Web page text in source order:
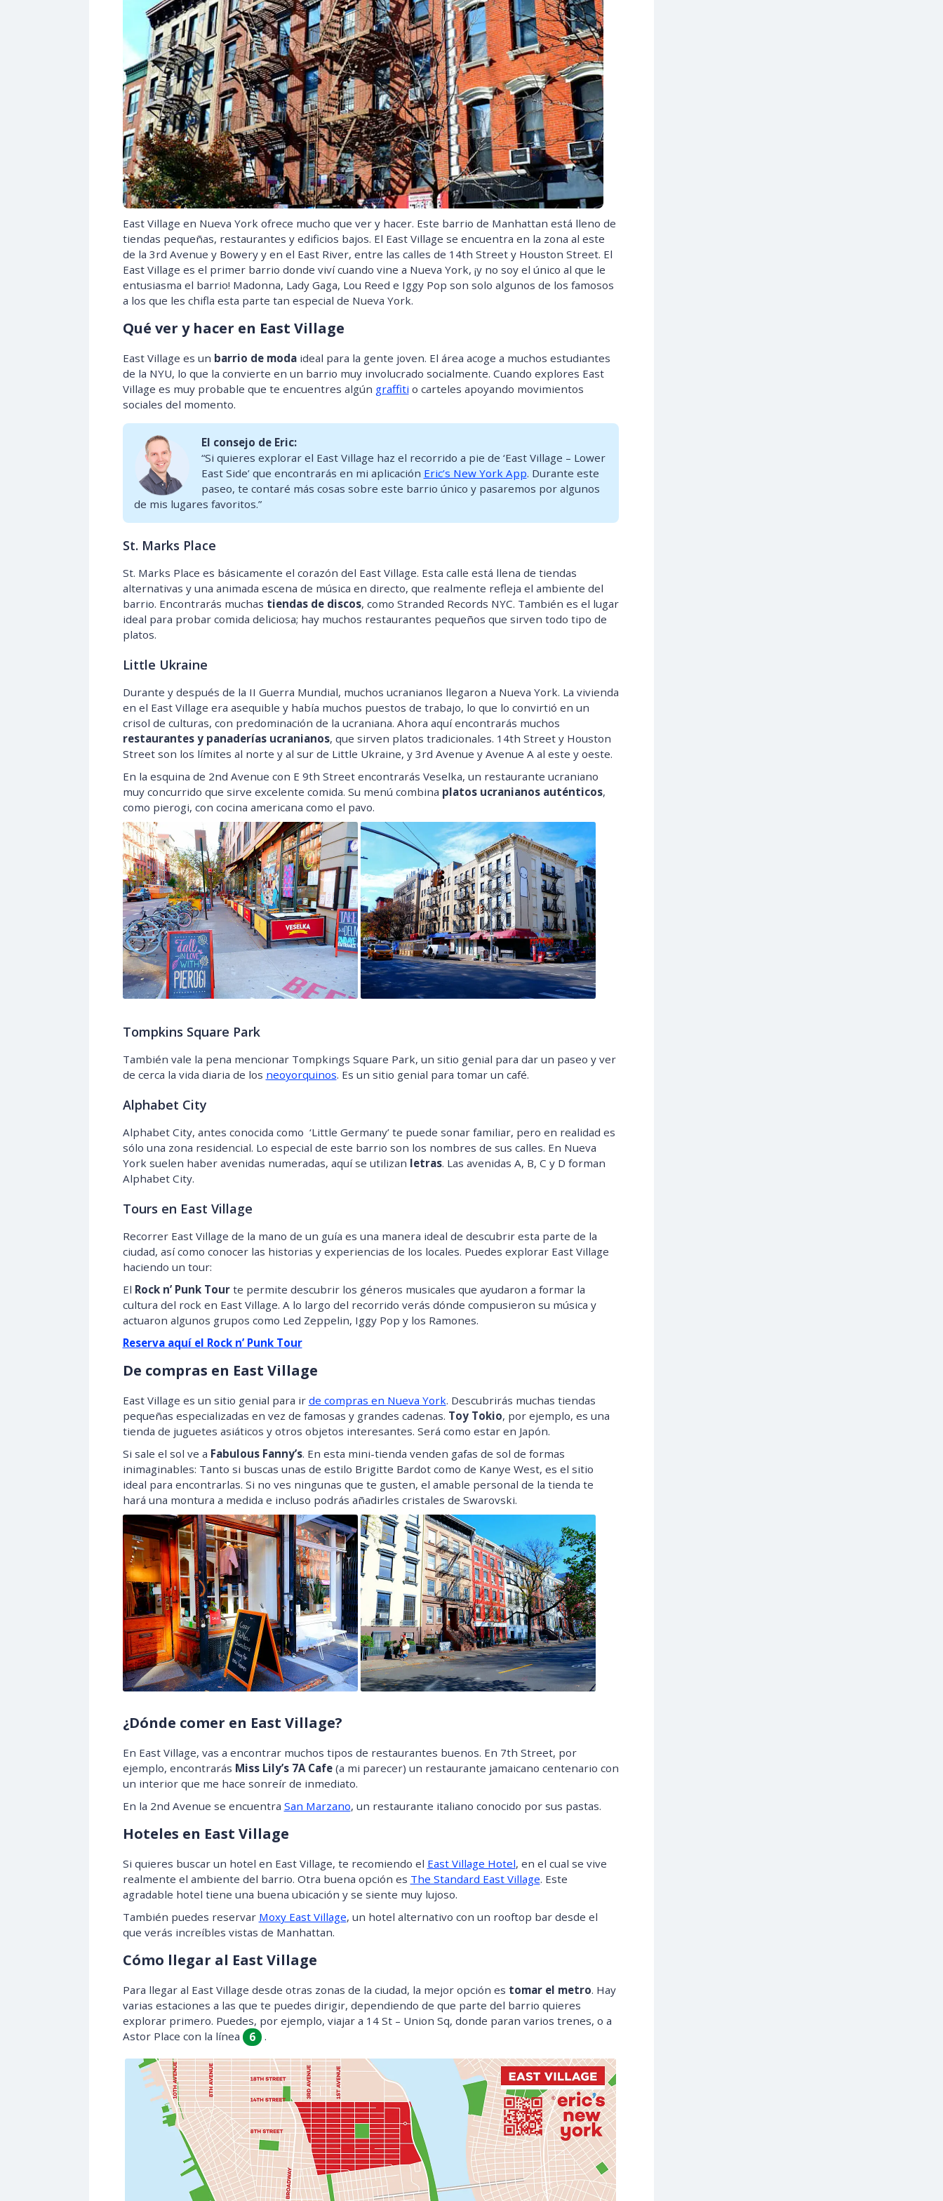
East Village en Nueva York ofrece mucho que ver y hacer. Este barrio de Manhattan está lleno de
tiendas pequeñas, restaurantes y edificios bajos. El East Village se encuentra en la zona al este
de la 3rd Avenue y Bowery y en el East River, entre las calles de 14th Street y Houston Street. El
East Village es el primer barrio donde viví cuando vine a Nueva York, ¡y no soy el único al que le
entusiasma el barrio! Madonna, Lady Gaga, Lou Reed e Iggy Pop son solo algunos de los famosos
a los que les chifla esta parte tan especial de Nueva York.
Qué ver y hacer en East Village
East Village es un barrio de modaideal para la gente joven. El área acoge a muchos estudiantes
de la NYU, lo que la convierte en un barrio muy involucrado socialmente. Cuando explores East
Village es muy probable que te encuentres algún graffiti o carteles apoyando movimientos
sociales del momento.
El consejo de Eric:
“Si quieres explorar el East Village haz el recorrido a pie de ‘East Village – Lower
East Side’ que encontrarás en mi aplicación Eric’s New York App. Durante este
paseo, te contaré más cosas sobre este barrio único y pasaremos por algunos
de mis lugares favoritos.”
St. Marks Place
St. Marks Place es básicamente el corazón del East Village. Esta calle está llena de tiendas
alternativas y una animada escena de música en directo, que realmente refleja el ambiente del
barrio. Encontrarás muchas tiendas de discos, como Stranded Records NYC. También es el lugar
ideal para probar comida deliciosa; hay muchos restaurantes pequeños que sirven todo tipo de
platos.
Little Ukraine
Durante y después de la II Guerra Mundial, muchos ucranianos llegaron a Nueva York. La vivienda
en el East Village era asequible y había muchos puestos de trabajo, lo que lo convirtió en un
crisol de culturas, con predominación de la ucraniana. Ahora aquí encontrarás muchos
restaurantes y panaderías ucranianos, que sirven platos tradicionales. 14th Street y Houston
Street son los límites al norte y al sur de Little Ukraine, y 3rd Avenue y Avenue A al este y oeste.
En la esquina de 2nd Avenue con E 9th Street encontrarás Veselka, un restaurante ucraniano
muy concurrido que sirve excelente comida. Su menú combina platos ucranianos auténticos,
como pierogi, con cocina americana como el pavo.
Tompkins Square Park
También vale la pena mencionar Tompkings Square Park, un sitio genial para dar un paseo y ver
de cerca la vida diaria de los neoyorquinos. Es un sitio genial para tomar un café.
Alphabet City
Alphabet City, antes conocida como ‘Little Germany’ te puede sonar familiar, pero en realidad es
sólo una zona residencial. Lo especial de este barrio son los nombres de sus calles. En Nueva
York suelen haber avenidas numeradas, aquí se utilizan letras. Las avenidas A, B, C y D forman
Alphabet City.
Tours en East Village
Recorrer East Village de la mano de un guía es una manera ideal de descubrir esta parte de la
ciudad, así como conocer las historias y experiencias de los locales. Puedes explorar East Village
haciendo un tour:
El Rock n’ Punk Tourte permite descubrir los géneros musicales que ayudaron a formar la
cultura del rock en East Village. A lo largo del recorrido verás dónde compusieron su música y
actuaron algunos grupos como Led Zeppelin, Iggy Pop y los Ramones.
Reserva aquí el Rock n’ Punk Tour
De compras en East Village
East Village es un sitio genial para ir de compras en Nueva York. Descubrirás muchas tiendas
pequeñas especializadas en vez de famosas y grandes cadenas. Toy Tokio, por ejemplo, es una
tienda de juguetes asiáticos y otros objetos interesantes. Será como estar en Japón.
Si sale el sol ve a Fabulous Fanny’s. En esta mini-tienda venden gafas de sol de formas
inimaginables: Tanto si buscas unas de estilo Brigitte Bardot como de Kanye West, es el sitio
ideal para encontrarlas. Si no ves ningunas que te gusten, el amable personal de la tienda te
hará una montura a medida e incluso podrás añadirles cristales de Swarovski.
¿Dónde comer en East Village?
En East Village, vas a encontrar muchos tipos de restaurantes buenos. En 7th Street, por
ejemplo, encontrarás Miss Lily’s 7A Cafe(a mi parecer) un restaurante jamaicano centenario con
un interior que me hace sonreír de inmediato.
En la 2nd Avenue se encuentra San Marzano, un restaurante italiano conocido por sus pastas.
Hoteles en East Village
Si quieres buscar un hotel en East Village, te recomiendo el East Village Hotel, en el cual se vive
realmente el ambiente del barrio. Otra buena opción es The Standard East Village. Este
agradable hotel tiene una buena ubicación y se siente muy lujoso.
También puedes reservar Moxy East Village, un hotel alternativo con un rooftop bar desde el
que verás increíbles vistas de Manhattan.
Cómo llegar al East Village
Para llegar al East Village desde otras zonas de la ciudad, la mejor opción es tomar el metro. Hay
varias estaciones a las que te puedes dirigir, dependiendo de que parte del barrio quieres
explorar primero. Puedes, por ejemplo, viajar a 14 St – Union Sq, donde paran varios trenes, o a
Astor Place con la línea
6 .